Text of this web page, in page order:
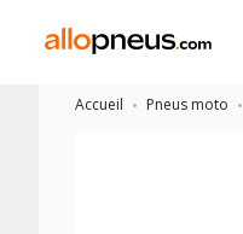
Accueil Pneus moto